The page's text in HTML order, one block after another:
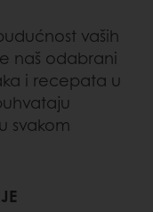
vaših
naš odabrani
i recepata u
svakom